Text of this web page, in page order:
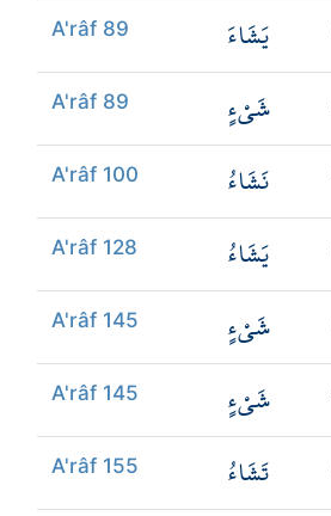
A'râf 89 يَشَاءَ
A'râf 89 شَيْءٍ
A'râf 100 نَشَاءُ
A'râf 128 يَشَاءُ
A'râf 145 شَيْءٍ
A'râf 145 شَيْءٍ
A'râf 155 تَشَاءُ